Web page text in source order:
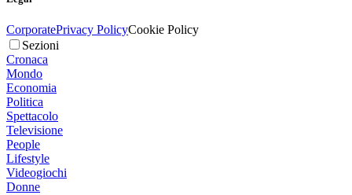
CorporatePrivacy PolicyCookie Policy
Sezioni
Cronaca
Mondo
Economia
Politica
Spettacolo
Televisione
People
Lifestyle
Videogiochi
Donne